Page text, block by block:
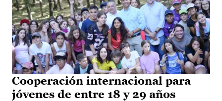
Cooperación internacional para
jóvenes de entre 18 y 29 años